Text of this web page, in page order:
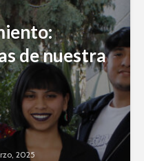
de nuestra
2025